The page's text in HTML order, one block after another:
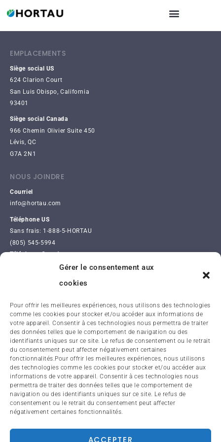
Gérer le consentement aux
cookies
Pour offrir les meilleures expériences, nous utilisons des technologies
comme les cookies pour stocker et/ou accéder aux informations de
votre appareil. Consentir à ces technologies nous permettra de traiter
des données telles que le comportement de navigation ou des
identifiants uniques sur ce site. Le refus de consentement ou le retrait
du consentement peut affecter négativement certaines
fonctionnalités.Pour offrir les meilleures expériences, nous utilisons
des technologies comme les cookies pour stocker et/ou accéder aux
informations de votre appareil. Consentir à ces technologies nous
permettra de traiter des données telles que le comportement de
navigation ou des identifiants uniques sur ce site. Le refus de
consentement ou le retrait du consentement peut affecter
négativement certaines fonctionnalités.
ACCEPTER
EMPLACEMENTS
Siège social US
624 Clarion Court
San Luis Obispo, California
93401
Siège social Canada
966 Chemin Olivier Suite 450
Lévis, QC
G7A 2N1
NOUS JOINDRE
Courriel
info@hortau.com
Téléphone US
Sans frais: 1-888-5-HORTAU
(805) 545-5994
Téléphone Canada
Sans frais: 1-833-6-HORTAU
APP LOGIN